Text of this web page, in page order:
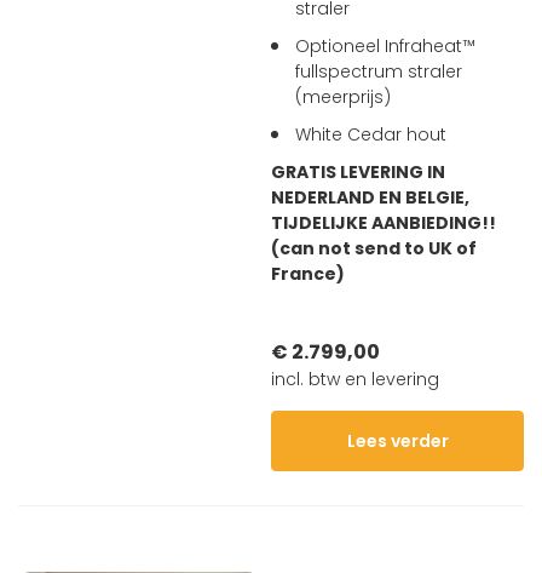
straler
Optioneel Infraheat™
fullspectrum straler
(meerprijs)
White Cedar hout
GRATIS LEVERING IN
NEDERLAND EN BELGIE,
TIJDELIJKE AANBIEDING!!
(can not send to UK of
France)
€ 2.799,00
incl. btw en levering
Lees verder